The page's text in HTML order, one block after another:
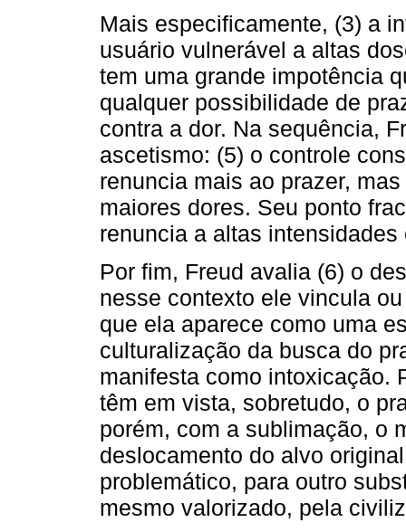
Mais especificamente, (3) a
usuário vulnerável a altas
tem uma grande impotência
qualquer possibilidade de
contra a dor. Na sequência,
ascetismo: (5) o controle
renuncia mais ao prazer,
maiores dores. Seu ponto
renuncia a altas intensidades
Por fim, Freud avalia (6) o
nesse contexto ele vincula
que ela aparece como uma
culturalização da busca do
manifesta como intoxicação.
têm em vista, sobretudo, o
porém, com a sublimação, o
deslocamento do alvo
problemático, para outro
mesmo valorizado, pela